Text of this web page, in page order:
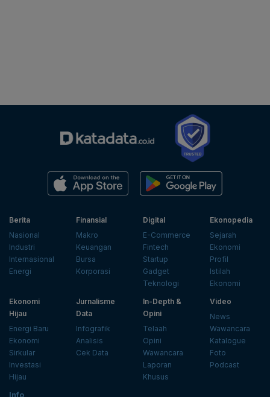
Berita
Nasional
Industri
Internasional
Energi
Finansial
Makro
Keuangan
Bursa
Korporasi
Digital
E-Commerce
Fintech
Startup
Gadget
Teknologi
Ekonopedia
Sejarah
Ekonomi
Profil
Istilah
Ekonomi
Ekonomi
Hijau
Energi Baru
Ekonomi
Sirkular
Investasi
Hijau
Jurnalisme
Data
Infografik
Analisis
Cek Data
In-Depth &
Opini
Telaah
Opini
Wawancara
Laporan
Khusus
Video
News
Wawancara
Katalogue
Foto
Podcast
Info